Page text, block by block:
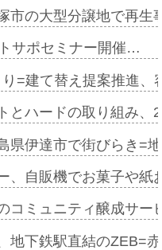
市の大型分譲地で再
サポセミナー開催…
=建て替え提案推進
とハードの取り組み
県伊達市で街びらき=
、自販機でお菓子や
コミュニティ醸成サ
地下鉄駅直結のZEB=